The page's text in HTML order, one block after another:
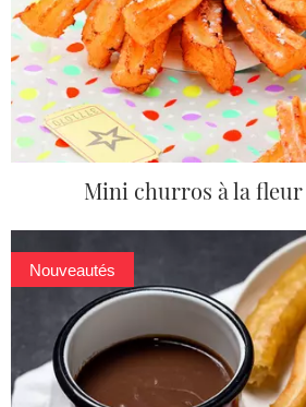
Mini churros à la
Nouveautés